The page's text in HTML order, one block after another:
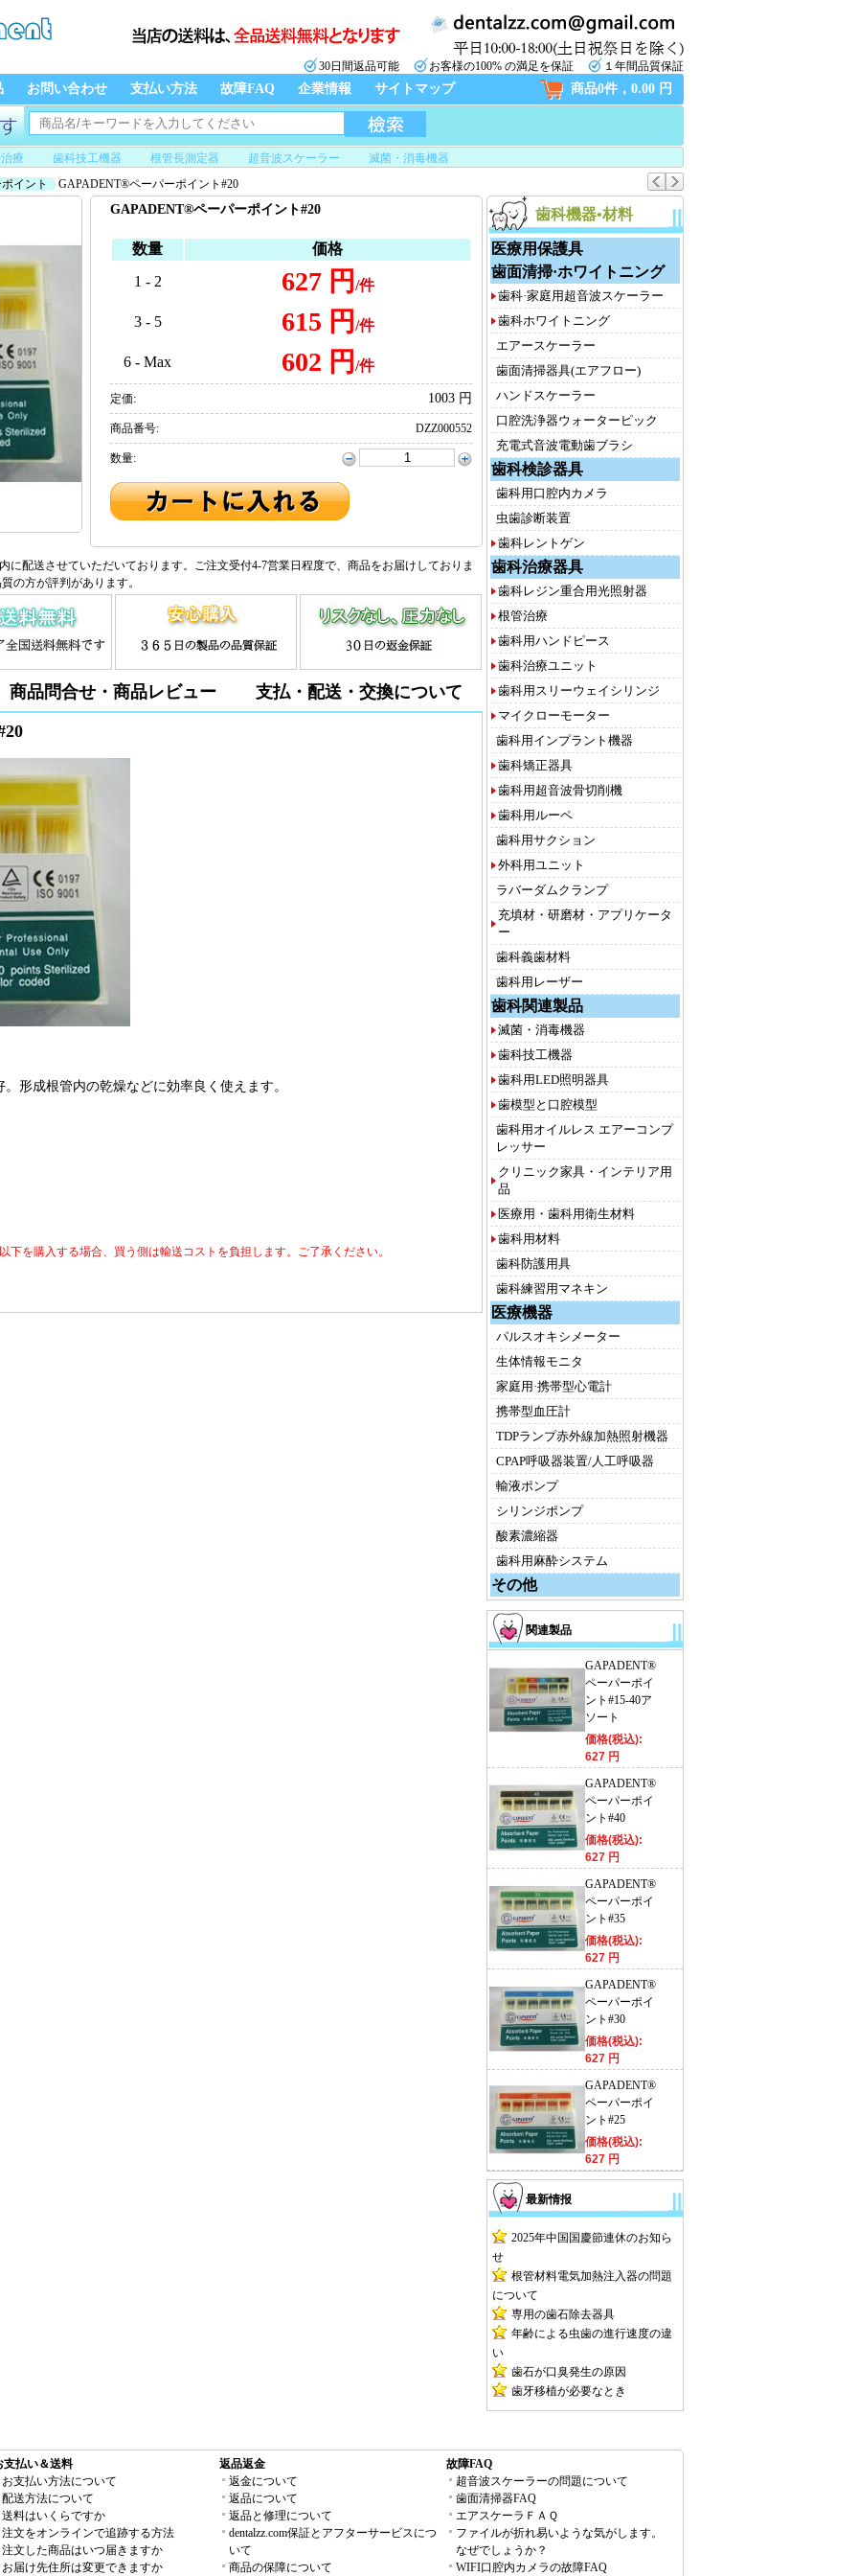
30日間返品可能 お客様の100% の満足を保証 １年間品質保証
お問い合わせ 支払い方法 故障FAQ 企業情報 サイトマップ 商品0件，0.00 円
療 歯科技工機器 根管長測定器 超音波スケーラー
滅菌・消毒機器
イント GAPADENT®ペーパーポイント#20
歯科機器•材料
医療用保護具
歯面清掃·ホワイトニング
歯科·家庭用超音波スケーラー
歯科ホワイトニング
エアースケーラー
歯面清掃器具(エアフロー)
ハンドスケーラー
口腔洗浄器ウォーターピック
充電式音波電動歯ブラシ
歯科検診器具
歯科用口腔内カメラ
虫歯診断装置
歯科レントゲン
歯科治療器具
歯科レジン重合用光照射器
根管治療
歯科用ハンドピース
歯科治療ユニット
歯科用スリーウェイシリンジ
マイクローモーター
歯科用インプラント機器
歯科矯正器具
歯科用超音波骨切削機
歯科用ルーペ
歯科用サクション
外科用ユニット
ラバーダムクランプ
充填材・研磨材・アプリケータ
ー
歯科義歯材料
歯科用レーザー
歯科関連製品
滅菌・消毒機器
歯科技工機器
歯科用LED照明器具
歯模型と口腔模型
歯科用オイルレス エアーコンプ
レッサー
クリニック家具・インテリア用
品
医療用・歯科用衛生材料
歯科用材料
歯科防護用具
歯科練習用マネキン
医療機器
パルスオキシメーター
生体情報モニタ
家庭用·携帯型心電計
携帯型血圧計
TDPランプ赤外線加熱照射機器
CPAP呼吸器装置/人工呼吸器
輸液ポンプ
シリンジポンプ
酸素濃縮器
歯科用麻酔システム
その他
関連製品
GAPADENT®
ペーパーポイ
ント#15-40ア
ソート
価格(税込):
627 円
GAPADENT®
ペーパーポイ
ント#40
価格(税込):
627 円
GAPADENT®
ペーパーポイ
ント#35
価格(税込):
627 円
GAPADENT®
ペーパーポイ
ント#30
価格(税込):
627 円
GAPADENT®
ペーパーポイ
ント#25
価格(税込):
627 円
最新情报
2025年中国国慶節連休のお知ら
せ
根管材料電気加熱注入器の問題
について
専用の歯石除去器具
年齢による虫歯の進行速度の違
い
歯石が口臭発生の原因
歯牙移植が必要なとき
GAPADENT®ペーパーポイント#20
数量
価格
1 - 2
627 円 /件
3 - 5 615 円 /件
6 - Max 602 円 /件
定価: 1003 円
商品番号: DZZ000552
数量:
に配送させていただいております。ご注文受付4-7営業日程度で、商品をお届けしておりま
の方が評判があります。
商品問合せ・商品レビュー 支払・配送・交換について
形成根管内の乾燥などに効率良く使えます。
を購入する場合、買う側は輸送コストを負担します。ご了承ください。
支払い＆送料
お支払い方法について
配送方法について
送料はいくらですか
注文をオンラインで追跡する方法
注文した商品はいつ届きますか
お届け先住所は変更できますか
返品返金
返金について
返品について
返品と修理について
dentalzz.com保証とアフターサービスにつ
いて
商品の保障について
故障FAQ
超音波スケーラーの問題について
歯面清掃器FAQ
エアスケーラＦＡＱ
ファイルが折れ易いような気がします。
なぜでしょうか？
WIFI口腔内カメラの故障FAQ